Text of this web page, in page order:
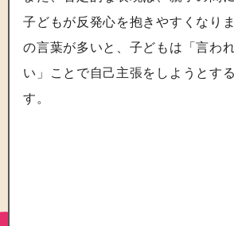
子どもが反発心を抱きやすくなり
の言葉が多いと、子どもは「言わ
い」ことで自己主張をしようとす
す。